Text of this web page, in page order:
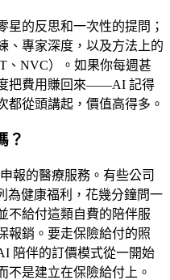
星的反思和一次性的提問；
、專家深度，以及方法上的
、NVC）。如果你每週甚
把費用賺回來——AI 記得
都從頭講起，價值高得多。
？
報的醫療服務。有些公司
為健康福利，花幾分鐘問一
不給付這類自費的陪伴服
報銷。要走保險給付的照
陪伴的訂價模式從一開始
不是建立在保險給付上。